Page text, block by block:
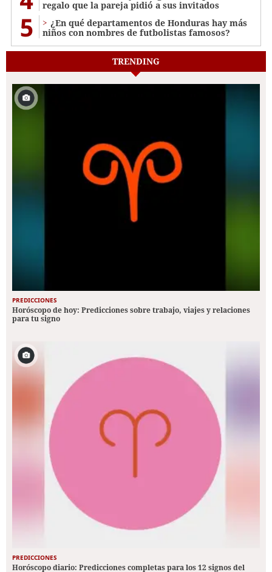
regalo que la pareja pidió a sus invitados
5
¿En qué departamentos de Honduras hay más
niños con nombres de futbolistas famosos?
TRENDING
PREDICCIONES
Horóscopo de hoy: Predicciones sobre trabajo, viajes y relaciones
para tu signo
PREDICCIONES
Horóscopo diario: Predicciones completas para los 12 signos del